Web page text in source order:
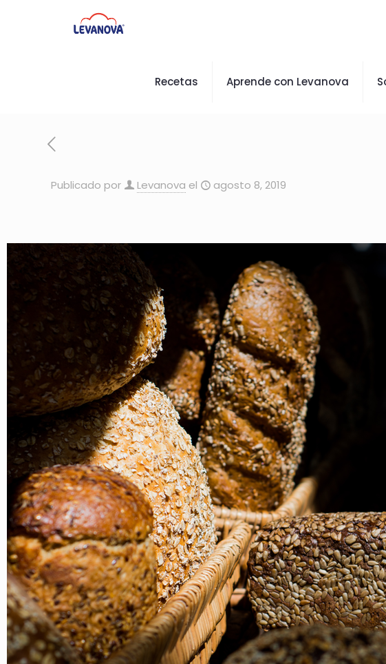
Recetas Aprende con Levanova
Publicado por Levanova el agosto 8, 2019